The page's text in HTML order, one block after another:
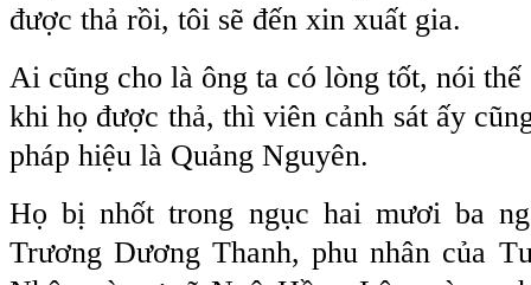
được thả rồi, tôi sẽ đến xin xuất gia.
Ai cũng cho là ông ta có lòng tốt, nói thế
khi họ được thả, thì viên cảnh sát ấy
pháp hiệu là Quảng Nguyên.
Họ bị nhốt trong ngục hai mươi ba
Trương Dương Thanh, phu nhân của